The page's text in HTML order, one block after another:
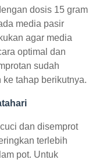
dosis 15 gram
media pasir
agar media
optimal dan
sudah
tahap berikutnya.
dan disemprot
terlebih
pot. Untuk